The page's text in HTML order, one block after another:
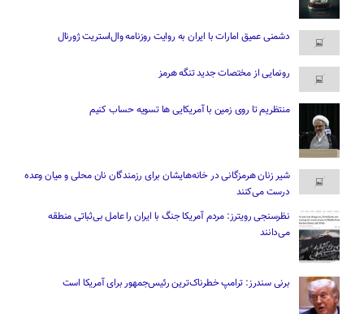
دشمنی عمیق امارات با ایران به روایت روزنامه وال‌استریت ژورنال
رونمایی از مختصات جدید تنگه هرمز
منتظریم تا روی زمین با آمریکایی ها تسویه حساب کنیم
شیر زنان هرمزگانی در خانه‌هایشان برای رزمندگان نان محلی و میان وعده
درست می‌کنند
نظرسنجی رویترز: مردم آمریکا جنگ با ایران را عامل بی‌ثباتی منطقه
می‌دانند
برنی سندرز: ترامپ خطرناک‌ترین رئیس‌جمهور برای آمریکا است